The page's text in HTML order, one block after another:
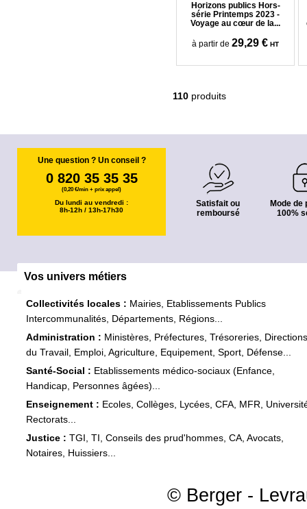
Horizons publics Hors-
série Printemps 2023 -
Voyage au cœur de la...
à partir de 29,29 € HT
110 produits
Une question ? Un conseil ?
0 820 35 35 35
(0,20 €/min + prix appel)
Du lundi au vendredi :
8h-12h / 13h-17h30
Satisfait ou
remboursé
Mode de
100%
Vos univers métiers
Collectivités locales : Mairies, Etablissements Publics
Intercommunalités, Départements, Régions...
Administration : Ministères, Préfectures, Trésoreries, Directions
du Travail, Emploi, Agriculture, Equipement, Sport, Défense...
Santé-Social : Etablissements médico-sociaux (Enfance,
Handicap, Personnes âgées)...
Enseignement : Ecoles, Collèges, Lycées, CFA, MFR,
Rectorats...
Justice : TGI, TI, Conseils des prud'hommes, CA, Avocats,
Notaires, Huissiers...
© Berger -